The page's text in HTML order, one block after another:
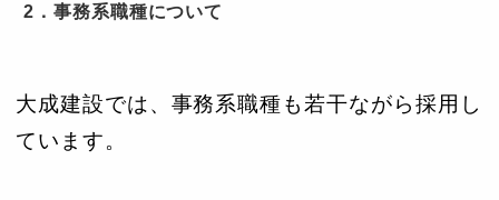
2．事務系職種について
大成建設では、事務系職種も若干ながら採用し
ています。